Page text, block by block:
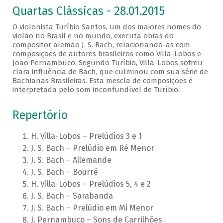
Quartas Clássicas - 28.01.2015
O violonista Turíbio Santos, um dos maiores nomes do
violão no Brasil e no mundo, executa obras do
compositor alemão J. S. Bach, relacionando-as com
composições de autores brasileiros como Villa-Lobos e
João Pernambuco. Segundo Turíbio, Villa-Lobos sofreu
clara influência de Bach, que culminou com sua série de
Bachianas Brasileiras. Esta mescla de composições é
interpretada pelo som inconfundível de Turíbio.
Repertório
H. Villa-Lobos – Prelúdios 3 e 1
J. S. Bach – Prelúdio em Ré Menor
J. S. Bach – Allemande
J. S. Bach – Bourré
H. Villa-Lobos – Prelúdios 5, 4 e 2
J. S. Bach – Sarabanda
J. S. Bach – Prelúdio em Mi Menor
J. Pernambuco – Sons de Carrilhões